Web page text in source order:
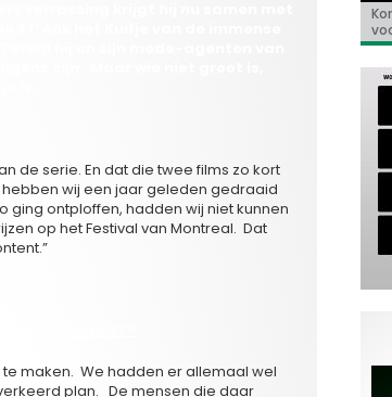
de serie. En dat die twee films zo kort
hebben wij een jaar geleden gedraaid
ging ontploffen, hadden wij niet kunnen
op het Festival van Montreal. Dat
maken. We hadden er allemaal wel
plan. De mensen die daar
de